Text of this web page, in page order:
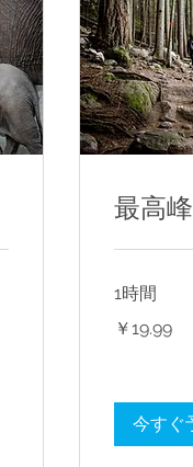
最高
1時間
円
￥19.99
今すぐ